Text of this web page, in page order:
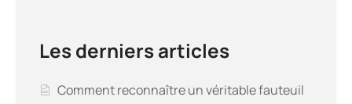
Les derniers articles
Comment reconnaître un véritable fauteuil